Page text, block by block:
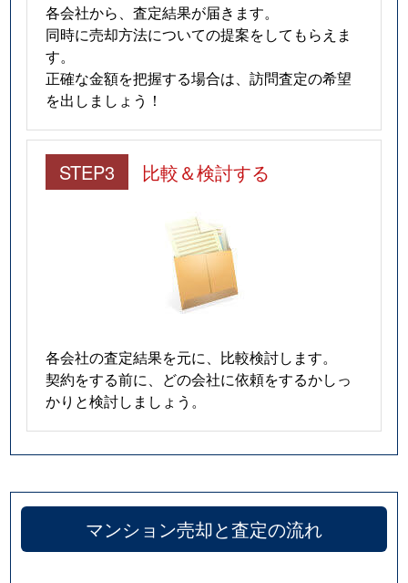
各会社から、査定結果が届きます。
同時に売却方法についての提案をしてもらえま
す。
正確な金額を把握する場合は、訪問査定の希望
を出しましょう！
STEP3 比較＆検討する
各会社の査定結果を元に、比較検討します。
契約をする前に、どの会社に依頼をするかしっ
かりと検討しましょう。
マンション売却と査定の流れ